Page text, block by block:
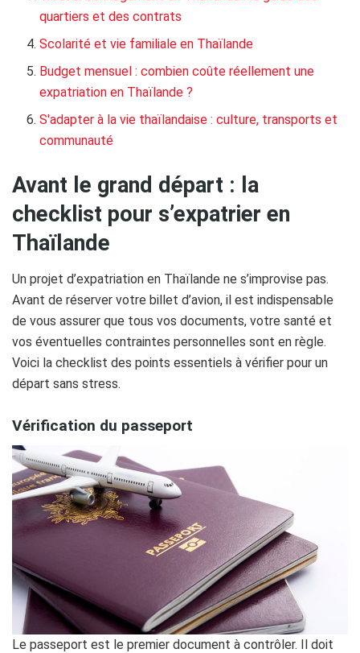
quartiers et des contrats
Scolarité et vie familiale en Thaïlande
Budget mensuel : combien coûte réellement une
expatriation en Thaïlande ?
S'adapter à la vie thaïlandaise : culture, transports et
communauté
Avant le grand départ : la
checklist pour s’expatrier en
Thaïlande
​Un projet d’expatriation en Thaïlande ne s’improvise pas.
Avant de réserver votre billet d’avion, il est indispensable
de vous assurer que tous vos documents, votre santé et
vos éventuelles contraintes personnelles sont en règle.
Voici la checklist des points essentiels à vérifier pour un
départ sans stress.
Vérification du passeport
Le passeport est le premier document à contrôler. Il doit